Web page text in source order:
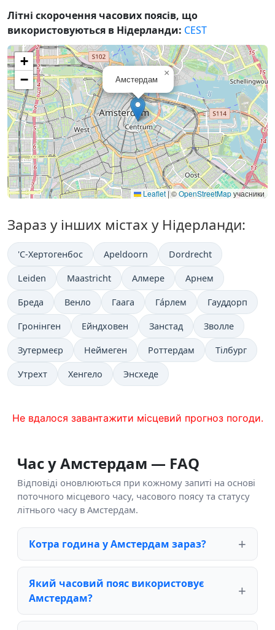
Літні скорочення часових поясів, що
використовуються в Нідерланди: CEST
Амстердам
×
+
−
Leaflet |©OpenStreetMapучасники
Зараз у інших містах у Нідерланди:
'С-Хертогенбос Apeldoorn Dordrecht
Leiden Maastricht Алмере Арнем
Бреда Венло Гаага Га́рлем Гауддорп
Гронінген Ейндховен Занстад Зволле
Зутермеєр Неймеген Роттердам Тілбург
Утрехт Хенгело Энсхеде
Не вдалося завантажити місцевий прогноз погоди.
Час у Амстердам — FAQ
Відповіді оновлюються при кожному запиті на основі
поточного місцевого часу, часового поясу та статусу
літнього часу в Амстердам.
Котра година у Амстердам зараз?
Який часовий пояс використовує
Амстердам?